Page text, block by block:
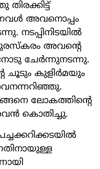
അവനൊപ്പം
നടപ്പിനിടയില്‍
അവന്റെ
ചേര്‍ന്നുനടന്നു.
ചൂടും കുളിര്‍മയും
ലോകത്തിന്റെ
കൊതിച്ചു.